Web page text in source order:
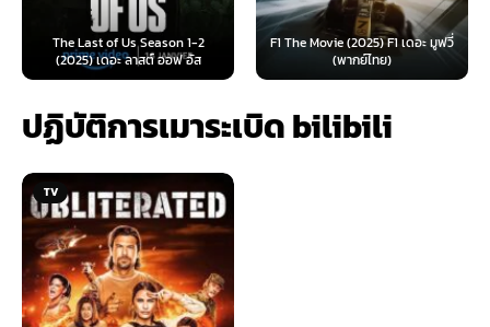
Last of Us Season 1-2
เดอะ ลาสต์ ออฟ อัส
F1 The Movie (2025) F1 เดอะ มูฟวี่
Furiosa:
ปฏิบัติการเมาระเบิด bilibili
TV